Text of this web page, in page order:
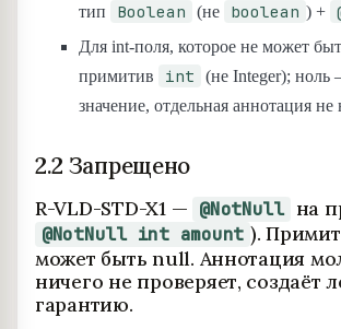
тип
Boolean (не boolean ) +
Для int-поля, которое не может
примитив
int
(не Integer); ноль
значение, отдельная аннотация
2.2 Запрещено
R-VLD-STD-X1 — @NotNull на
@NotNull int amount ).
может быть null. Аннотация
ничего не проверяет, создаёт
гарантию.